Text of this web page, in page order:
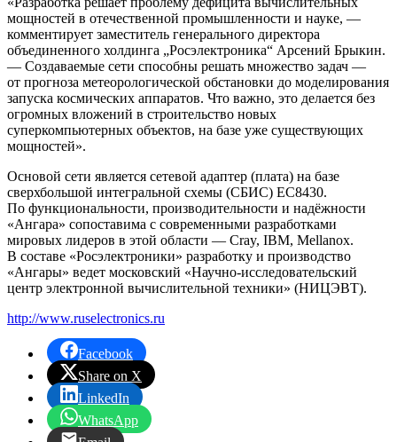
мощностей в отечественной промышленности и науке, —
комментирует заместитель генерального директора
объединенного холдинга „Росэлектроника“ Арсений Брыкин.
— Создаваемые сети способны решать множество задач —
от прогноза метеорологической обстановки до моделирования
запуска космических аппаратов. Что важно, это делается без
огромных вложений в строительство новых
суперкомпьютерных объектов, на базе уже существующих
мощностей».
Основой сети является сетевой адаптер (плата) на базе
сверхбольшой интегральной схемы (СБИС) ЕС8430.
По функциональности, производительности и надёжности
«Ангара» сопоставима с современными разработками
мировых лидеров в этой области — Cray, IBM, Mellanox.
В составе «Росэлектроники» разработку и производство
«Ангары» ведет московский «Научно-исследовательский
центр электронной вычислительной техники» (НИЦЭВТ).
http://www.ruselectronics.ru
Facebook
Share on X
LinkedIn
WhatsApp